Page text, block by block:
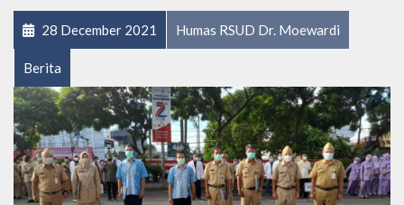
28 December 2021 Humas RSUD Dr. Moewardi
Berita